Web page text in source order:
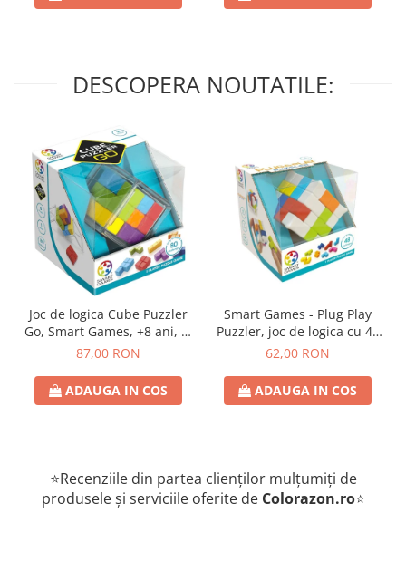
DESCOPERA NOUTATILE:
Joc de logica Cube Puzzler
Go, Smart Games, +8 ani, lb
romana
87,00 RON
ADAUGA IN COS
Smart Games - Plug Play
Puzzler, joc de logica cu 48
de provocari, 6+ ani, lb
62,00 RON
ADAUGA IN COS
⭐Recenziile din partea clienților mulțumiți de
produsele și serviciile oferite de Colorazon.ro⭐